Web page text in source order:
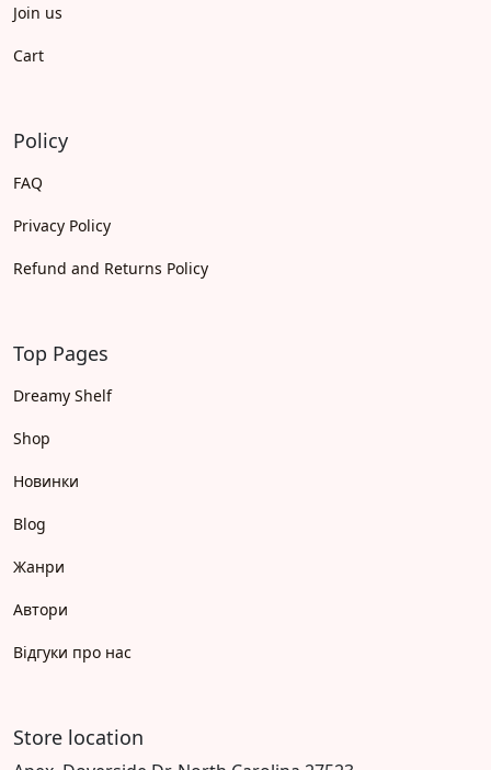
Join us
Cart
Policy
FAQ
Privacy Policy
Refund and Returns Policy
Top Pages
Dreamy Shelf
Shop
Новинки
Blog
Жанри
Автори
Відгуки про нас
Store location